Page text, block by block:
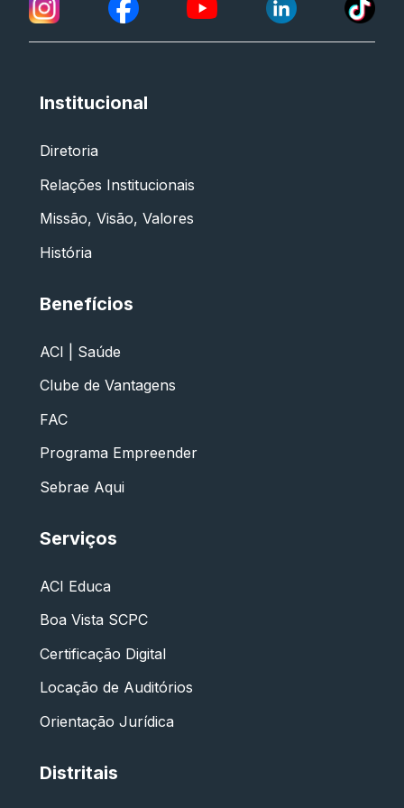
Institucional
Diretoria
Relações Institucionais
Missão, Visão, Valores
História
Benefícios
ACI | Saúde
Clube de Vantagens
FAC
Programa Empreender
Sebrae Aqui
Serviços
ACI Educa
Boa Vista SCPC
Certificação Digital
Locação de Auditórios
Orientação Jurídica
Distritais